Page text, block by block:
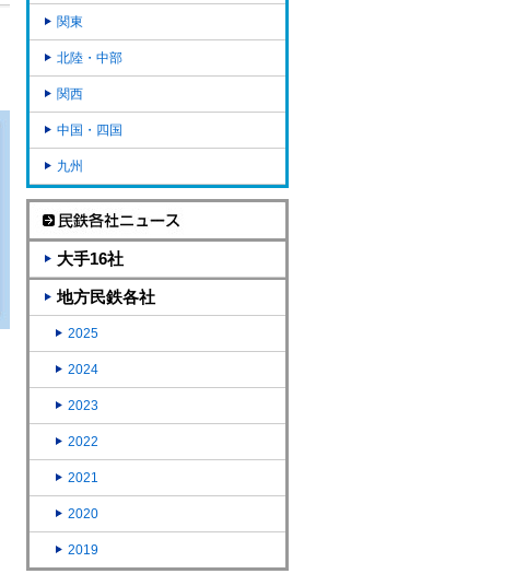
関東
北陸・中部
関西
中国・四国
九州
大手16社
地方民鉄各社
2025
2024
2023
2022
2021
2020
2019